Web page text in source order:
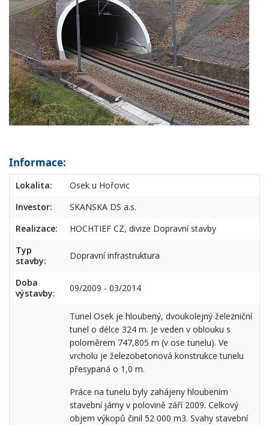
Informace:
Lokalita:
Osek u Hořovic
Investor:
SKANSKA DS a.s.
Realizace:
HOCHTIEF CZ, divize Dopravní stavby
Typ
stavby:
Dopravní infrastruktura
Doba
výstavby:
09/2009 - 03/2014
Tunel Osek je hloubený, dvoukolejný železniční
tunel o délce 324 m. Je veden v oblouku s
poloměrem 747,805 m (v ose tunelu). Ve
vrcholu je železobetonová konstrukce tunelu
přesypaná o 1,0 m.
Práce na tunelu byly zahájeny hloubením
stavební jámy v polovině září 2009. Celkový
objem výkopů činil 52 000 m3. Svahy stavební